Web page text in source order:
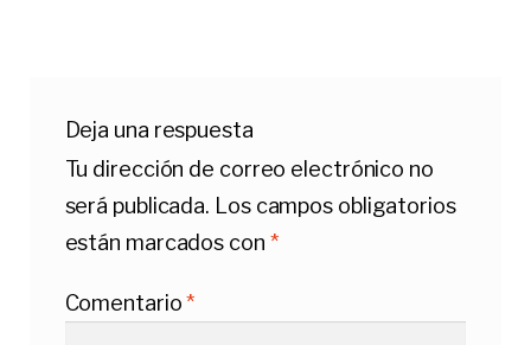
Deja una respuesta
Tu dirección de correo electrónico no
será publicada. Los campos obligatorios
están marcados con *
Comentario*